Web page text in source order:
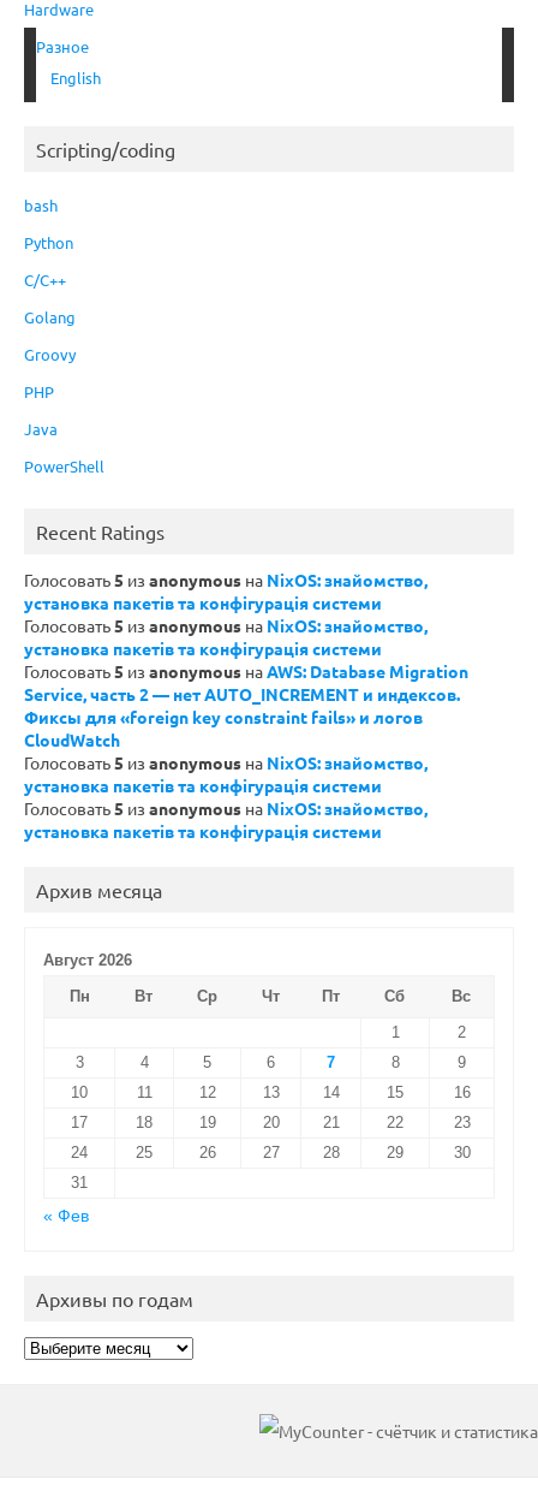
Hardware
Разное
English
Scripting/coding
bash
Python
C/C++
Golang
Groovy
PHP
Java
PowerShell
Recent Ratings
Голосовать5 из anonymous на NixOS: знайомство,
установка пакетів та конфігурація системи
Голосовать5 из anonymous на NixOS: знайомство,
установка пакетів та конфігурація системи
Голосовать5 из anonymous наAWS: Database Migration
Service, часть 2 — нет AUTO_INCREMENT и индексов.
Фиксы для «foreign key constraint fails» и логов
CloudWatch
Голосовать5 из anonymous на NixOS: знайомство,
установка пакетів та конфігурація системи
Голосовать5 из anonymous на NixOS: знайомство,
установка пакетів та конфігурація системи
Архив месяца
Август 2026
Пн
Вт Ср Чт Пт Сб
Вс
1
2
3
4 5 6 7 8
9
10
11 12 13 14 15
16
17
18 19 20 21 22
23
24
25 26 27 28 29
30
31
« Фев
Архивы по годам
Архивы